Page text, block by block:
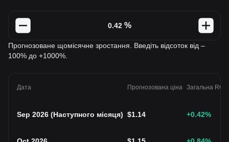
%
Прогнозоване щомісячне зростання. Введіть відсоток від –
100% до +1000%.
Дата Прогнозована ціна Загальна ROI
Sep 2026 (Наступного місяця) $1.14 +0.42%